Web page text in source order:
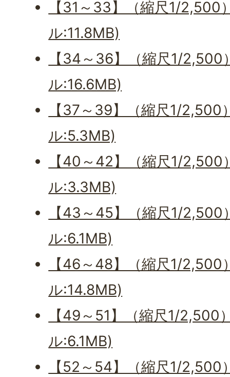
【31～33】（縮尺1/2,500
ル:11.8MB)
【34～36】（縮尺1/2,500
ル:16.6MB)
【37～39】（縮尺1/2,500
ル:5.3MB)
【40～42】（縮尺1/2,500
ル:3.3MB)
【43～45】（縮尺1/2,500
ル:6.1MB)
【46～48】（縮尺1/2,500
ル:14.8MB)
【49～51】（縮尺1/2,500
ル:6.1MB)
【52～54】（縮尺1/2,500